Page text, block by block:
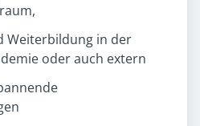
Weiterbildung in der
oder auch extern